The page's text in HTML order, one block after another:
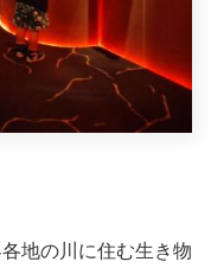
地の川に住む生き物